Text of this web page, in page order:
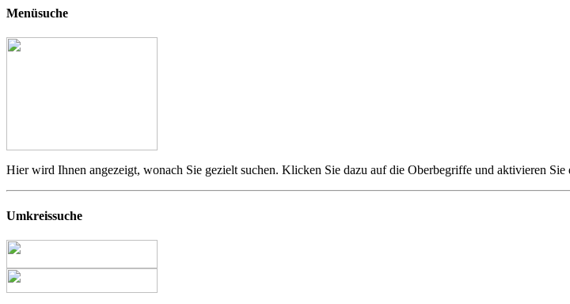
Menüsuche
Hier wird Ihnen angezeigt, wonach Sie gezielt suchen. Klicken Sie dazu auf die Oberbegriffe und aktivieren
Umkreissuche